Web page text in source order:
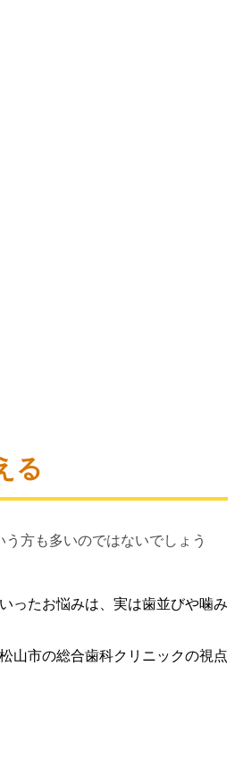
る
方も多いのではないでしょう
ったお悩みは、実は歯並びや噛み
山市の総合歯科クリニックの視点